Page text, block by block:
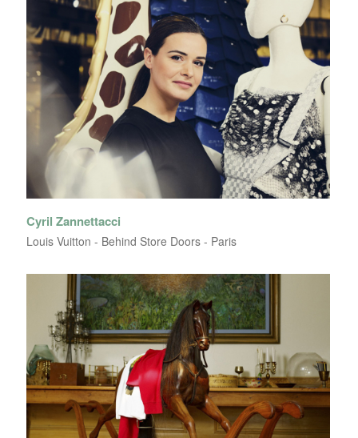
Cyril Zannettacci
Louis Vuitton - Behind Store Doors - Paris